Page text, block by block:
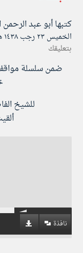
كتبهاأبو عبد
الخميس ۲۳ رجب ۱٤۳۸ هـ الموافق ۲۰ أبريل ۲۰۱۷ مـ |
بتعليقك
ضمن سلسلة
للشيخ
ألقيت
نافذة